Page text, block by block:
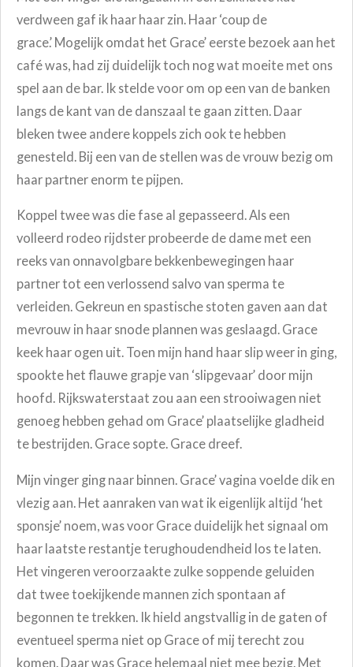
verdween gaf ik haar haar zin. Haar ‘coup de
grace.’ Mogelijk omdat het Grace’ eerste bezoek aan het
café was, had zij duidelijk toch nog wat moeite met ons
spel aan de bar. Ik stelde voor om op een van de banken
langs de kant van de danszaal te gaan zitten. Daar
bleken twee andere koppels zich ook te hebben
genesteld. Bij een van de stellen was de vrouw bezig om
haar partner enorm te pijpen.
Koppel twee was die fase al gepasseerd. Als een
volleerd rodeo rijdster probeerde de dame met een
reeks van onnavolgbare bekkenbewegingen haar
partner tot een verlossend salvo van sperma te
verleiden. Gekreun en spastische stoten gaven aan dat
mevrouw in haar snode plannen was geslaagd. Grace
keek haar ogen uit. Toen mijn hand haar slip weer in ging,
spookte het flauwe grapje van ‘slipgevaar’ door mijn
hoofd. Rijkswaterstaat zou aan een strooiwagen niet
genoeg hebben gehad om Grace’ plaatselijke gladheid
te bestrijden. Grace sopte. Grace dreef.
Mijn vinger ging naar binnen. Grace’ vagina voelde dik en
vlezig aan. Het aanraken van wat ik eigenlijk altijd ‘het
sponsje’ noem, was voor Grace duidelijk het signaal om
haar laatste restantje terughoudendheid los te laten.
Het vingeren veroorzaakte zulke soppende geluiden
dat twee toekijkende mannen zich spontaan af
begonnen te trekken. Ik hield angstvallig in de gaten of
eventueel sperma niet op Grace of mij terecht zou
komen. Daar was Grace helemaal niet mee bezig. Met